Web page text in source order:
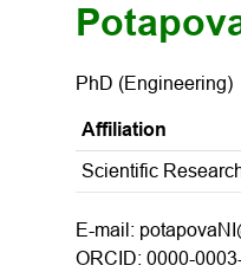
PhD (Engineering)
Affiliation
Scientific
E-mail:
ORCID: 0000-